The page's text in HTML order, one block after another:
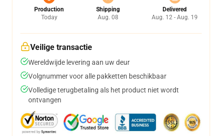
Production
Today
Shipping
Aug. 08
Delivered
Aug. 12 - Aug. 19
Veilige transactie
Wereldwijde levering aan uw deur
Volgnummer voor alle pakketten beschikbaar
Volledige terugbetaling als het product niet wordt
ontvangen